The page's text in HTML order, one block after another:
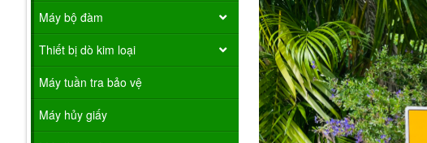
Máy bộ đàm
Thiết bị dò kim loại
Máy tuần tra bảo vệ
Máy hủy giấy